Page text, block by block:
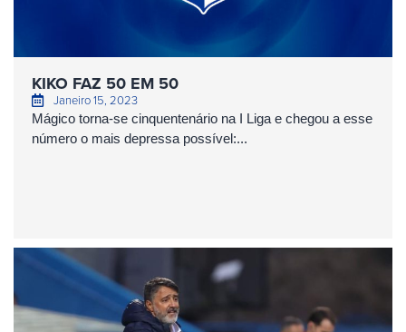
KIKO FAZ 50 EM 50
Janeiro 15, 2023
Mágico torna-se cinquentenário na I Liga e chegou a esse
número o mais depressa possível:...